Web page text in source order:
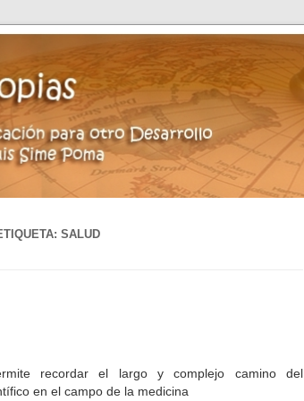
SALUD
recordar el largo y complejo camino del
en el campo de la medicina